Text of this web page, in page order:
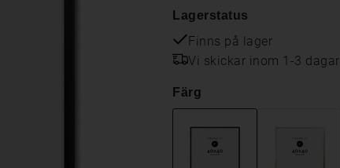
Lagerstatus
Finns på lager
Vi skickar inom 1-3 dagar
Färg